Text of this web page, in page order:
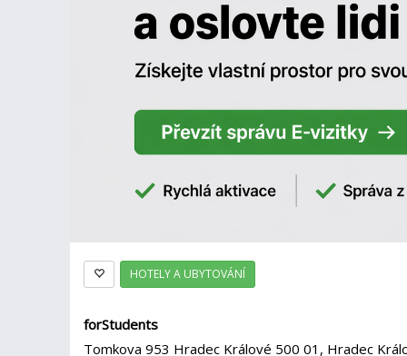
HOTELY A UBYTOVÁNÍ
forStudents
Tomkova 953 Hradec Králové 500 01, Hradec